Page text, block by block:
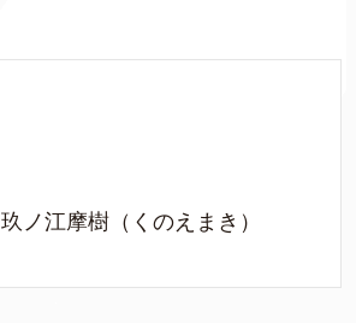
玖ノ江摩樹（くのえまき）